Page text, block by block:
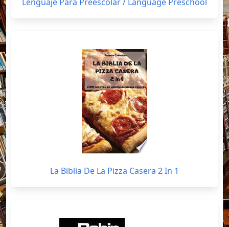
La Biblia De La Pizza Casera 2 In 1